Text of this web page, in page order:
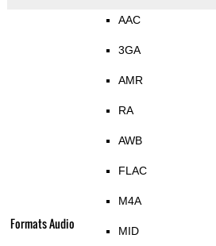
Formats Audio
AAC
3GA
AMR
RA
AWB
FLAC
M4A
MID